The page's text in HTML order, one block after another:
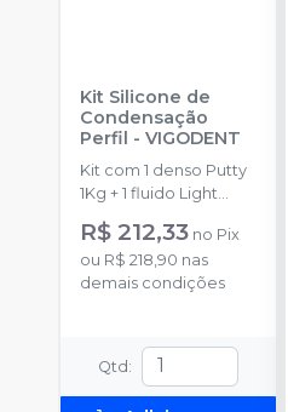
Kit Silicone de
Condensação
Perfil -VIGODENT
Kit com 1 denso Putty
1Kg + 1 fluido Light
Body 120g + 1
catalisador 60ml.
R$ 212,33 no Pix
ou R$ 218,90 nas
demais condições
Qtd :